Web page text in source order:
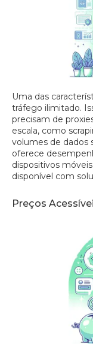
Uma das
tráfego ilimitado.
precisam de
escala, como
volumes de dados
oferece
dispositivos
disponível com
Preços